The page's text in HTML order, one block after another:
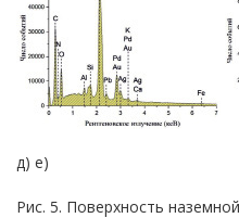
д) е)
Рис. 5. Поверхность